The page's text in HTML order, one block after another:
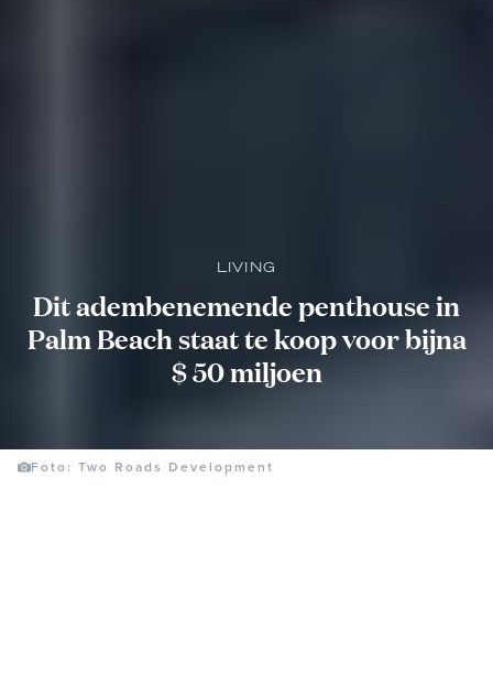
LIVING
Dit adembenemende penthouse in
Palm Beach staat te koop voor bijna
$ 50 miljoen
Foto: Two Roads Development